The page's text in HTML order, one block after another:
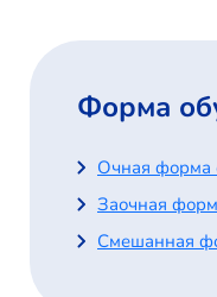
Форма
Очная форма
Заочная
Смешанная